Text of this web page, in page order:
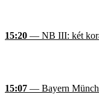
15:20 — NB III: két
15:07 — Bayern